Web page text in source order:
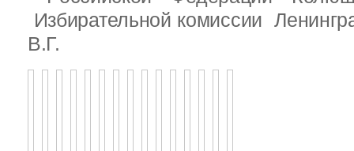
Избирательной комиссии
В.Г.